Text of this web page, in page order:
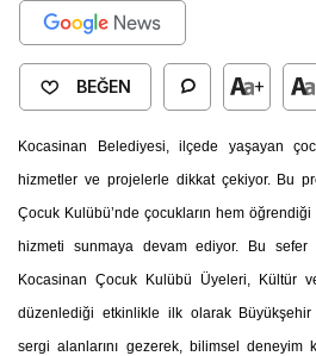
BEĞEN +
Kocasinan Belediyesi, ilçede yaşayan
hizmetler ve projelerle dikkat çekiyor. Bu
Çocuk Kulübü’nde çocukların hem
hizmeti sunmaya devam ediyor. Bu
Kocasinan Çocuk Kulübü Üyeleri, Kültür
düzenlediği etkinlikle ilk olarak Büyükşehir
sergi alanlarını gezerek, bilimsel deneyim